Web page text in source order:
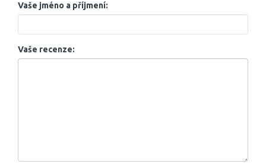
Vaše jméno a příjmení:
Vaše recenze: